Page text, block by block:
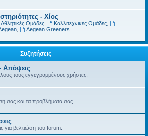
- Χίος
Αθλητικές Ομάδες, Καλλιτεχνικές Ομάδες,
Aegean Greeners
Συζητήσεις
Απόψεις
τους εγγεγραμμένους χρήστες.
σας και τα προβλήματα σας
για βελτιώση του forum.